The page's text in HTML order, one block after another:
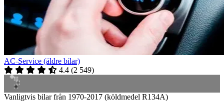
AC-Service (äldre bilar)
4.4 (2 549)
Vanligtvis bilar från 1970-2017 (köldmedel R134A)